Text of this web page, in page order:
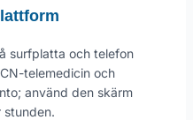
surfplatta och telefon
telemedicin och
använd den skärm
stunden.